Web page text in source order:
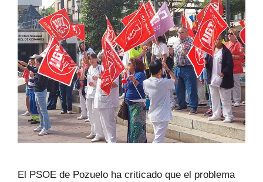
El PSOE de Pozuelo ha criticado que el problema